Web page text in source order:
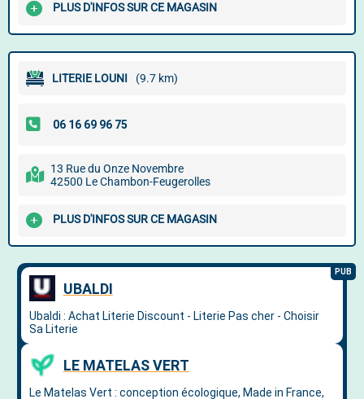
PLUS D'INFOS SUR CE MAGASIN
LITERIE LOUNI (9.7 km)
13 Rue du Onze Novembre
42500 Le Chambon-Feugerolles
PLUS D'INFOS SUR CE MAGASIN